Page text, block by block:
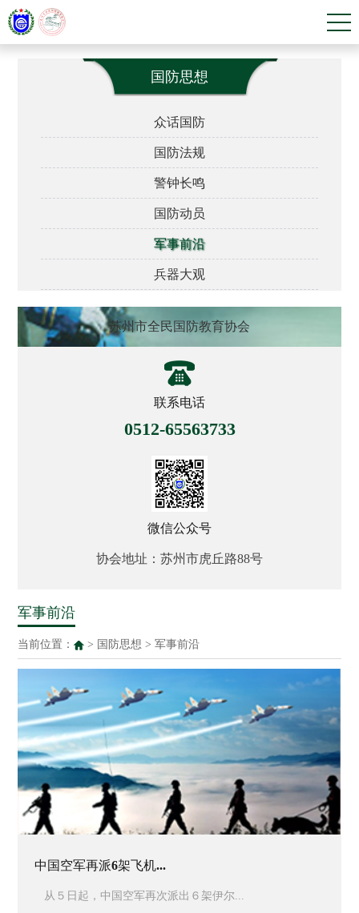
国防思想
众话国防
国防法规
警钟长鸣
国防动员
军事前沿
兵器大观
苏州市全民国防教育协会
联系电话
0512-65563733
微信公众号
协会地址：苏州市虎丘路88号
军事前沿
当前位置： > 国防思想 >军事前沿
中国空军再派6架飞机...
从５日起，中国空军再次派出６架伊尔...